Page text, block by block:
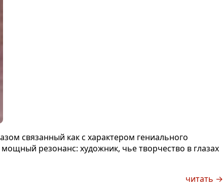
связанный как с характером гениального
резонанс: художник, чье творчество в глазах
читать →